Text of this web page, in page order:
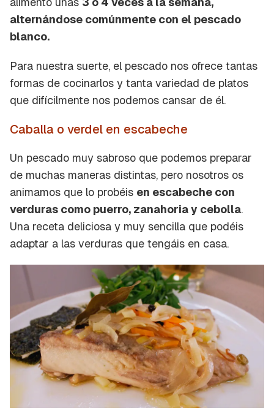
alternándose comúnmente con el pescado
blanco.
Para nuestra suerte, el pescado nos ofrece tantas
formas de cocinarlos y tanta variedad de platos
que difícilmente nos podemos cansar de él.
Caballa o verdel en escabeche
Un pescado muy sabroso que podemos preparar
de muchas maneras distintas, pero nosotros os
animamos que lo probéis en escabeche con
verduras como puerro, zanahoria y cebolla.
Una receta deliciosa y muy sencilla que podéis
adaptar a las verduras que tengáis en casa.